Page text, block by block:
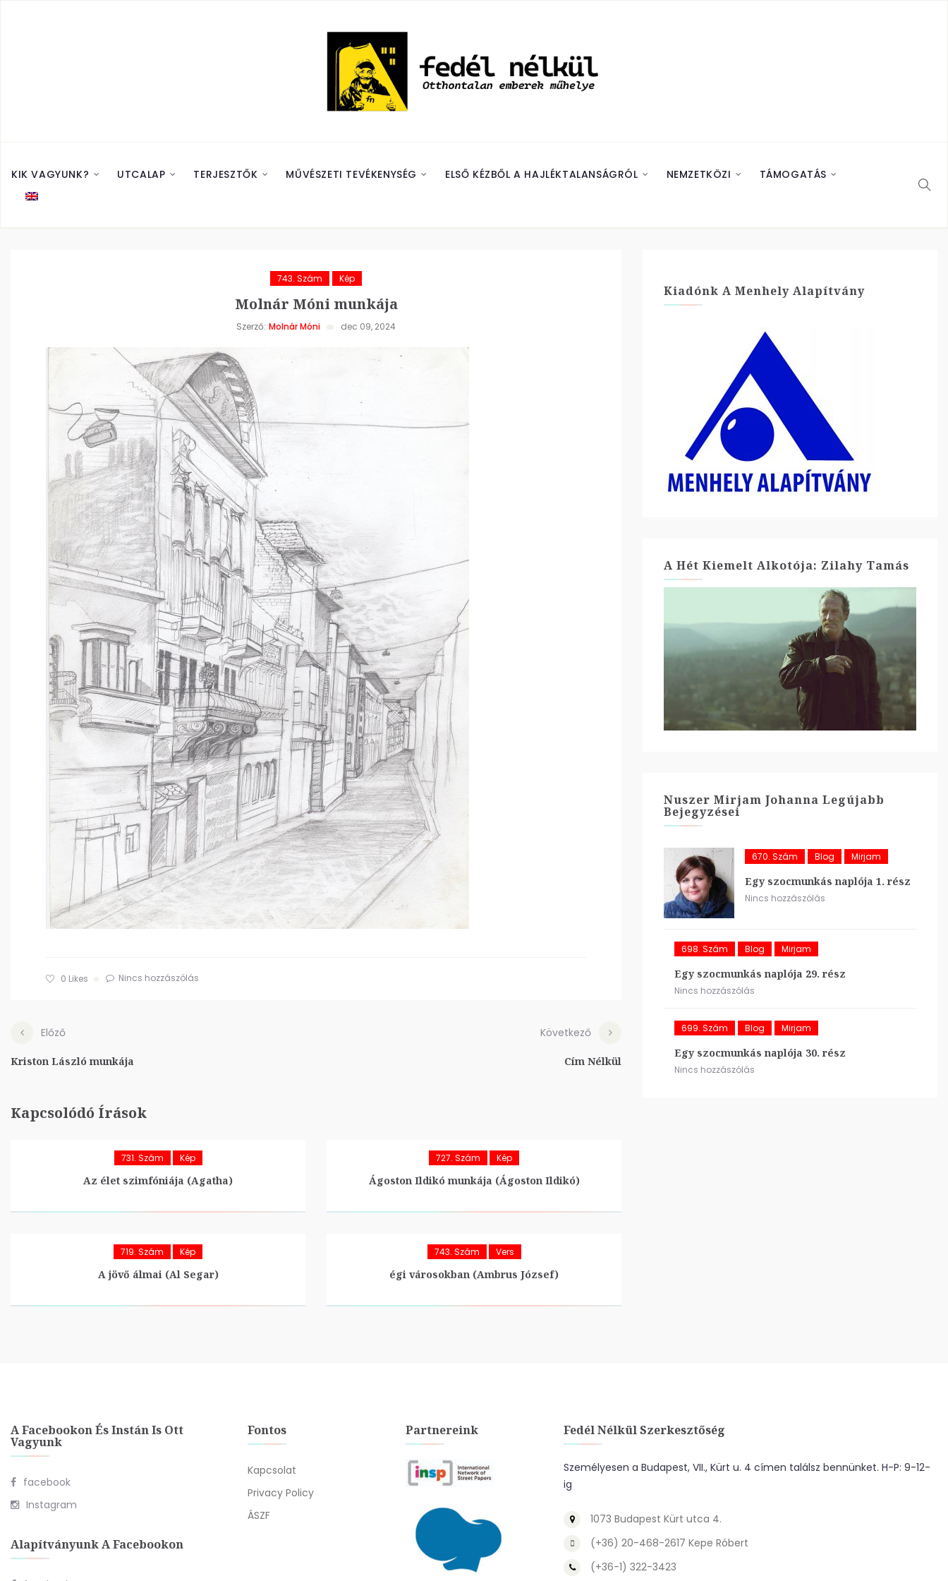
KIK VAGYUNK? UTCALAP TERJESZTŐK MŰVÉSZETI TEVÉKENYSÉG ELSŐ KÉZBŐL A HAJLÉKTALANSÁGRÓL NEMZETKÖZI TÁMOGATÁS
743. Szám Kép
Molnár Móni munkája
Szerző: Molnár Móni dec 09, 2024
0 Likes Nincs hozzászólás
Előző
Kriston László munkája
Következő
Cím Nélkül
Kapcsolódó Írások
731. Szám Kép
Az élet szimfóniája (Agatha)
727. Szám Kép
Ágoston Ildikó munkája (Ágoston Ildikó)
719. Szám Kép
A jövő álmai (Al Segar)
743. Szám Vers
égi városokban (Ambrus József)
Kiadónk A Menhely Alapítvány
A Hét Kiemelt Alkotója: Zilahy Tamás
Nuszer Mirjam Johanna Legújabb
Bejegyzései
670. Szám Blog Mirjam
Egy szocmunkás naplója 1. rész
Nincs hozzászólás
698. Szám Blog Mirjam
Egy szocmunkás naplója 29. rész
Nincs hozzászólás
699. Szám Blog Mirjam
Egy szocmunkás naplója 30. rész
Nincs hozzászólás
A Facebookon És Instán Is Ott
Vagyunk
facebook
Instagram
Alapítványunk A Facebookon
Fontos
Kapcsolat
Privacy Policy
ÁSZF
Partnereink Fedél Nélkül Szerkesztőség
Személyesen a Budapest, VII., Kürt u. 4 címen találsz bennünket. H-P: 9-12-
ig
1073 Budapest Kürt utca 4.
(+36) 20-468-2617 Kepe Róbert
(+36-1) 322-3423